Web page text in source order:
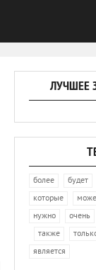
ЛУЧШЕЕ
более будет
которые
нужно очень
также
является